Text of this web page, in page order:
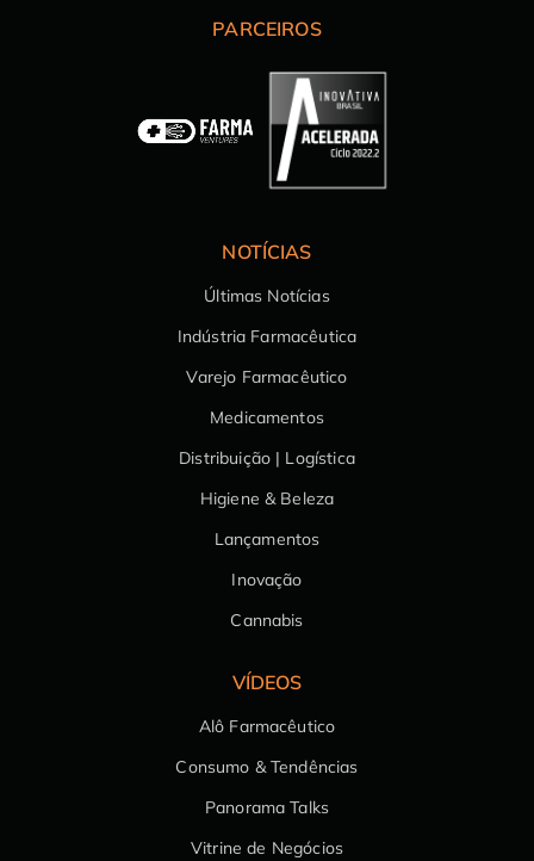
PARCEIROS
NOTÍCIAS
Últimas Notícias
Indústria Farmacêutica
Varejo Farmacêutico
Medicamentos
Distribuição | Logística
Higiene & Beleza
Lançamentos
Inovação
Cannabis
VÍDEOS
Alô Farmacêutico
Consumo & Tendências
Panorama Talks
Vitrine de Negócios